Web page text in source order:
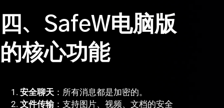
四、SafeW电脑版
的核心功能
安全聊天 ：所有消息都是加密的。
文件传输：支持图片、视频、文档的安全